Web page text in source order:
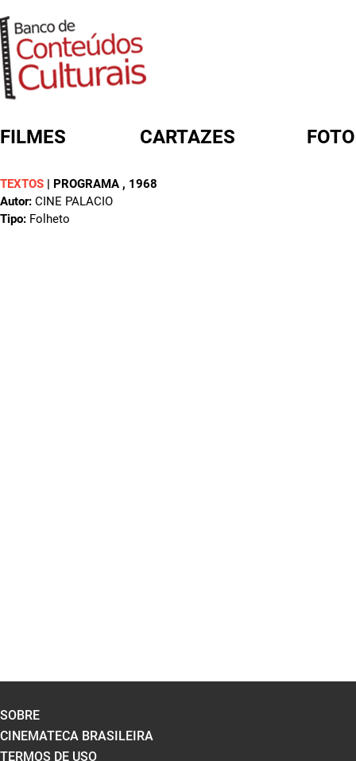
FILMES CARTAZES
TEXTOS | PROGRAMA , 1968
Autor: CINE PALACIO
Tipo: Folheto
FORMULÁRIO DE BUSCA
SOBRE
CINEMATECA BRASILEIRA
TERMOS DE USO